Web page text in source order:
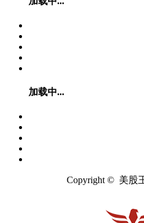
加载中...
Copyright © 美股